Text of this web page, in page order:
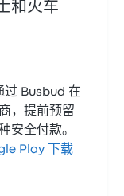
和火车
过 Busbud 在
，提前预留
安全付款。
Play 下载